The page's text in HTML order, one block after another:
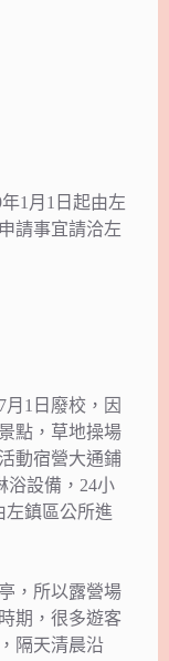
1月1日起由左
請事宜請洽左
1日廢校，因
點，草地操場
動宿營大通鋪
浴設備，24小
左鎮區公所進
，所以露營場
期，很多遊客
隔天清晨沿